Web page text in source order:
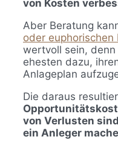
von Kosten
Aber Beratung
oder euphorischen
wertvoll sein,
ehesten dazu,
Anlageplan
Die daraus
von Verlusten
ein Anleger